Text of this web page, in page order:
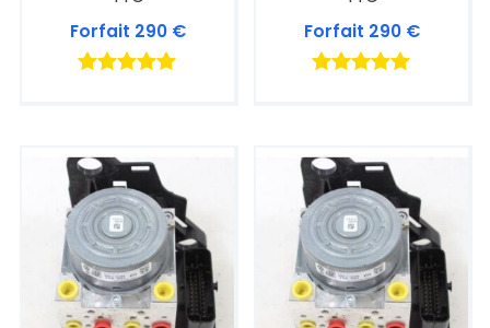
Forfait 290 €
Forfait 290 €